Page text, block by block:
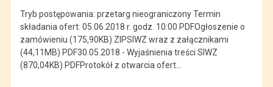
Tryb postępowania: przetarg nieograniczony Termin
składania ofert: 05.06.2018 r. godz. 10:00 PDFOgłoszenie o
zamówieniu (175,90KB) ZIPSIWZ wraz z załącznikami
(44,11MB) PDF30.05.2018 - Wyjaśnienia treści SIWZ
(870,04KB) PDFProtokół z otwarcia ofert…